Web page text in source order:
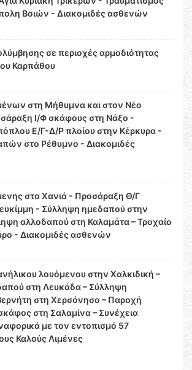
Βοιών - Διακομιδές ασθενών
σε περιοχές αρμοδιότητας
Καρπάθου
στη Μήθυμνα και στον Νέο
Ι/Φ σκάφους στη Νάξο -
Ε/Γ-Δ/Ρ πλοίου στην Κέρκυρα -
στο Ρέθυμνο - Διακομιδές
στα Χανιά - Προσάραξη Θ/Γ
- Σύλληψη ημεδαπού στην
αλλοδαπού στη Καλαμάτα – Τροχαίο
- Διακομιδές ασθενών
λουόμενου στην Χαλκιδική –
στη Λευκάδα – Σύλληψη
στη Χερσόνησο – Παροχή
στη Σαλαμίνα – Συνέχεια
με τον εντοπισμό 57
Καλούς Λιμένες